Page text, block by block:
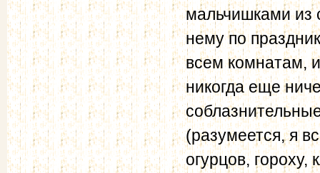
мальчишками из
нему по
всем комнатам,
никогда еще
(разумеется, я
огурцов,